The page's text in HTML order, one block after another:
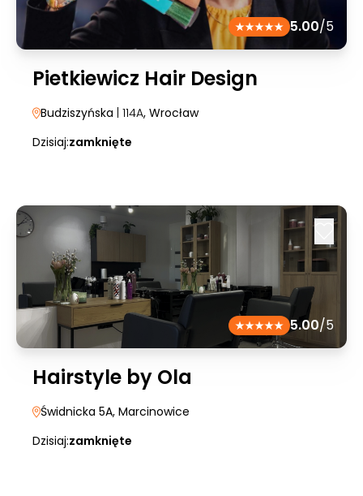
5.00/5
Pietkiewicz Hair Design
Budziszyńska | 114A, Wrocław
Dzisiaj:zamknięte
5.00/5
Hairstyle by Ola
Świdnicka 5A, Marcinowice
Dzisiaj:zamknięte